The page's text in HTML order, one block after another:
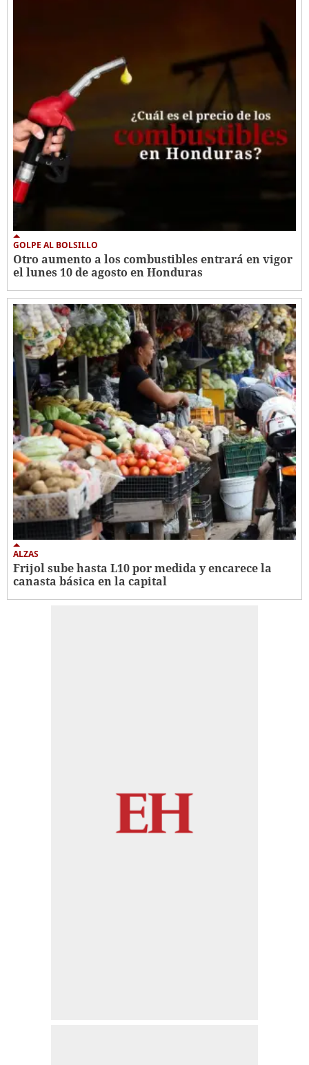
GOLPE AL BOLSILLO
Otro aumento a los combustibles entrará en vigor
el lunes 10 de agosto en Honduras
ALZAS
Frijol sube hasta L10 por medida y encarece la
canasta básica en la capital